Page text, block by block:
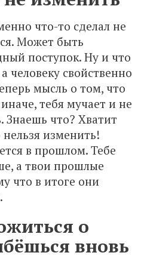
что-то сделал не
Может быть
поступок. Ну и что
человеку свойственно
мысль о том, что
тебя мучает и не
Знаешь что? Хватит
изменить!
в прошлом. Тебе
а твои прошлые
что в итоге они
о
вновь